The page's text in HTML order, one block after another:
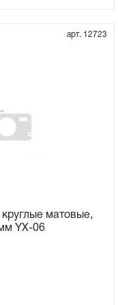
арт. 12723
матовые,
YX-06